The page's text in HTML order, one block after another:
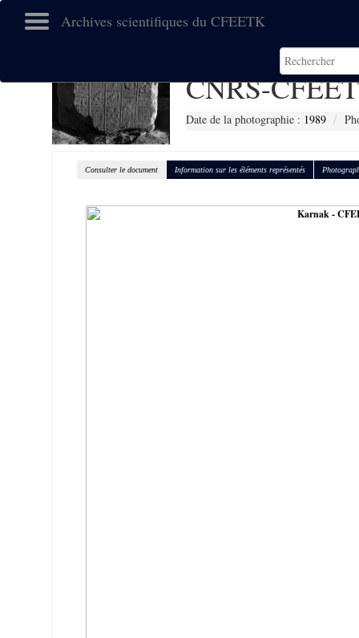
Archives scientifiques du CFEETK
CNRS-
Date de la photographie : 1989
Consulter le document Information sur les éléments représentés